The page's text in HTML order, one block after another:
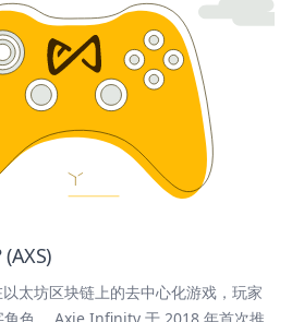
太坊区块链上的去中心化游戏，玩家